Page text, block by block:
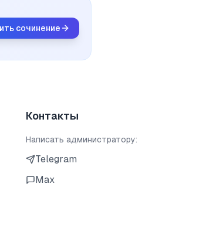
сочинение
Контакты
Написать администратору:
Telegram
Max